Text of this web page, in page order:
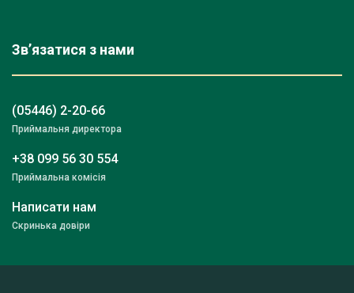
Зв’язатися з нами
(05446) 2-20-66
Приймальня директора
+38 099 56 30 554
Приймальна комісія
Написати нам
Скринька довіри